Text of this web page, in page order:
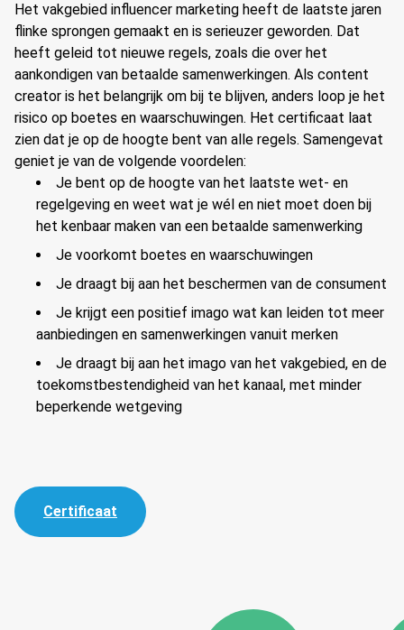
Het vakgebied influencer marketing heeft de laatste jaren
flinke sprongen gemaakt en is serieuzer geworden. Dat
heeft geleid tot nieuwe regels, zoals die over het
aankondigen van betaalde samenwerkingen. Als content
creator is het belangrijk om bij te blijven, anders loop je het
risico op boetes en waarschuwingen. Het certificaat laat
zien dat je op de hoogte bent van alle regels. Samengevat
geniet je van de volgende voordelen:
Je bent op de hoogte van het laatste wet- en
regelgeving en weet wat je wél en niet moet doen bij
het kenbaar maken van een betaalde samenwerking
Je voorkomt boetes en waarschuwingen
Je draagt bij aan het beschermen van de consument
Je krijgt een positief imago wat kan leiden tot meer
aanbiedingen en samenwerkingen vanuit merken
Je draagt bij aan het imago van het vakgebied, en de
toekomstbestendigheid van het kanaal, met minder
beperkende wetgeving
Certificaat